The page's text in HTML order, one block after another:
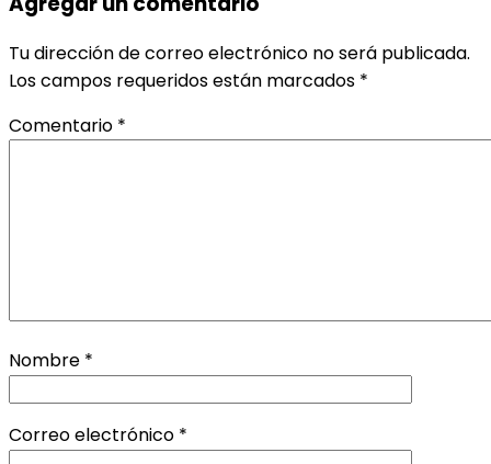
Tu dirección de correo electrónico no será publicada.
Los campos requeridos están marcados *
Comentario *
Nombre *
Correo electrónico *